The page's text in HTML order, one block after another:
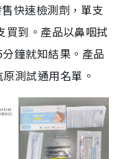
快速檢測劑，單支
到。產品以鼻咽拭
鐘就知結果。產品
測試通用名單。